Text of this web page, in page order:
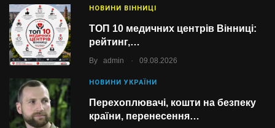
НОВИНИ ВІННИЦІ
ТОП 10 медичних центрів Вінниці:
рейтинг,…
By admin . 09.08.2026
НОВИНИ УКРАЇНИ
Перехоплювачі, кошти на безпеку
країни, перенесення…